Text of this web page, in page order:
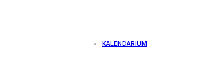
KALENDARIUM